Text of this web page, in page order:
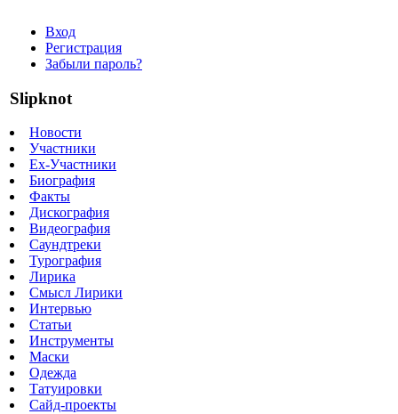
Вход
Регистрация
Забыли пароль?
Slipknot
Новости
Участники
Ex-Участники
Биография
Факты
Дискография
Видеография
Саундтреки
Турография
Лирика
Смысл Лирики
Интервью
Статьи
Инструменты
Маски
Одежда
Татуировки
Сайд-проекты